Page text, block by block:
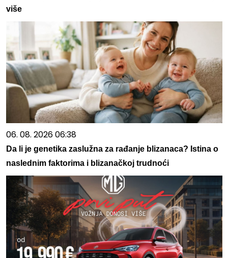
više
06. 08. 2026 06:38
Da li je genetika zaslužna za rađanje blizanaca? Istina o
naslednim faktorima i blizanačkoj trudnoći